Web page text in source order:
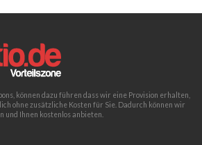
können dazu führen dass wir eine Provision erhalten,
ohne zusätzliche Kosten für Sie. Dadurch können wir
Ihnen kostenlos anbieten.